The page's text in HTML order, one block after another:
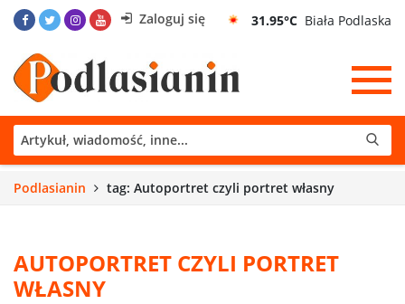
Zaloguj się 31.95°C Biała Podlaska
Podlasianin tag: Autoportret czyli portret własny
AUTOPORTRET CZYLI PORTRET
WŁASNY